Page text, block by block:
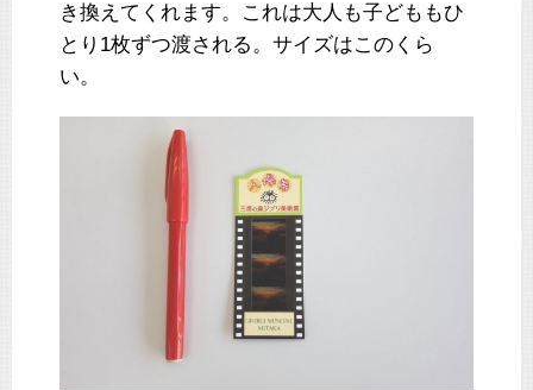
き換えてくれます。これは大人も子どももひ
とり1枚ずつ渡される。サイズはこのくら
い。